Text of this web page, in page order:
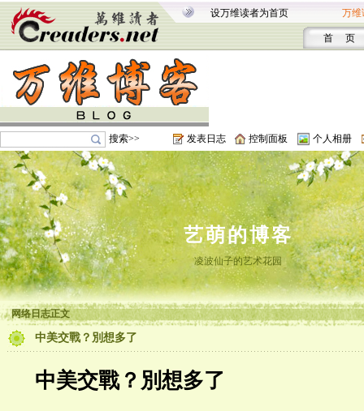
设万维读者为首页 万维
首 页
搜索>> 发表日志 控制面板 个人相册
艺萌的博客
凌波仙子的艺术花园
网络日志正文
中美交戰？別想多了
中美交戰？別想多了